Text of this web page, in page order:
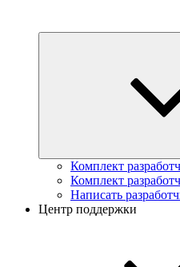
Комплект
Комплект
Написать
Центр поддержки